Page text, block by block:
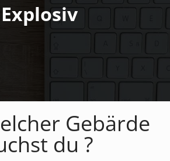
Explosiv
Gebärde
du ?